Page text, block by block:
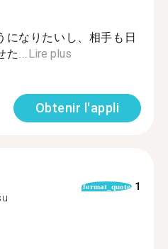
になりたいし、相手も日
た...Lire plus
Obtenir l'appli
format_quote 1